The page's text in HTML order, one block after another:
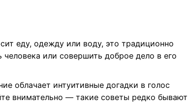
еду, одежду или воду, это традиционно
или совершить доброе дело в его
облачает интуитивные догадки в голос
внимательно — такие советы редко бывают